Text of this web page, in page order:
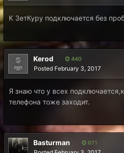
К ЗетКуру подключается без
Kerod 440
Posted February 3, 2017
Я знаю что у всех
телефона тоже заходит.
Basturman 671